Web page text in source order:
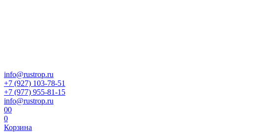
info@rustrop.ru
+7 (927) 103-78-51
+7 (977) 955-81-15
info@rustrop.ru
00
0
Корзина